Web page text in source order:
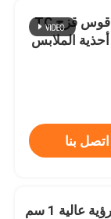
شريط قماش عاكس قوس قزح TC
أحذية الملابس
اتصل بنا
أنابيب انعكاسية ذات رؤية عالية 1 سم